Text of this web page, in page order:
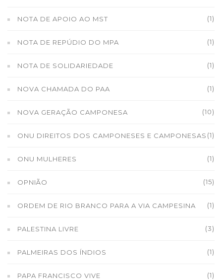
NOTA DE APOIO AO MST (1)
NOTA DE REPÚDIO DO MPA (1)
NOTA DE SOLIDARIEDADE (1)
NOVA CHAMADA DO PAA (1)
NOVA GERAÇÃO CAMPONESA (10)
ONU DIREITOS DOS CAMPONESES E CAMPONESAS (1)
ONU MULHERES (1)
OPNIÃO (15)
ORDEM DE RIO BRANCO PARA A VIA CAMPESINA (1)
PALESTINA LIVRE (3)
PALMEIRAS DOS ÍNDIOS (1)
PAPA FRANCISCO VIVE (1)